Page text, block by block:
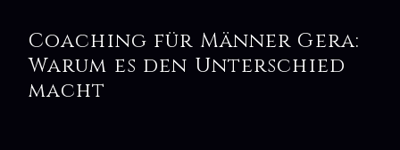
Coaching für Männer Gera:
Warum es den Unterschied
macht